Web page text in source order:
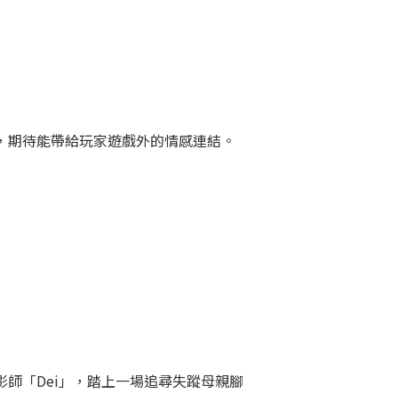
待能帶給玩家遊戲外的情感連結。
師「Dei」，踏上一場追尋失蹤母親腳